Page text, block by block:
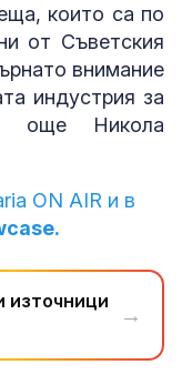
които са по
от Съветския
внимание
индустрия за
още Никола
ON AIR и в
източници
→